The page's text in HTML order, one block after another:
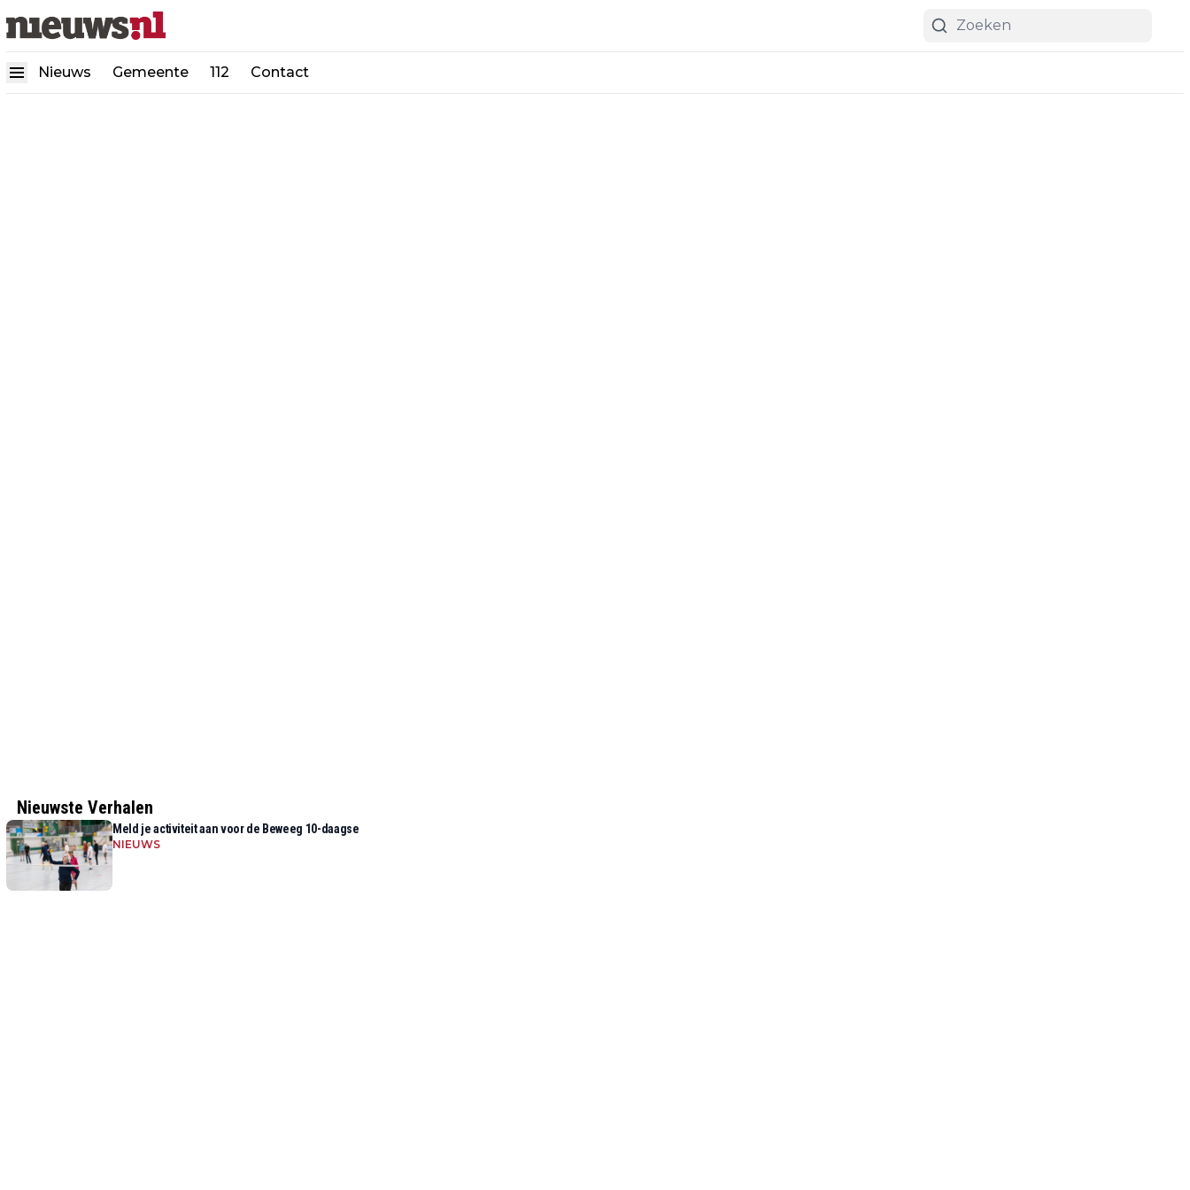
Nieuws Gemeente 112 Contact
Nieuwste Verhalen
Meld je activiteit aan voor de Beweeg 10-daagse
NIEUWS